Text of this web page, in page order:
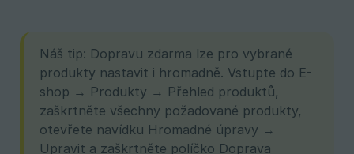
Náš tip: Dopravu zdarma lze pro vybrané
produkty nastavit i hromadně. Vstupte do E-
shop → Produkty → Přehled produktů,
zaškrtněte všechny požadované produkty,
otevřete navídku Hromadné úpravy →
Upravit a zaškrtněte políčko Doprava